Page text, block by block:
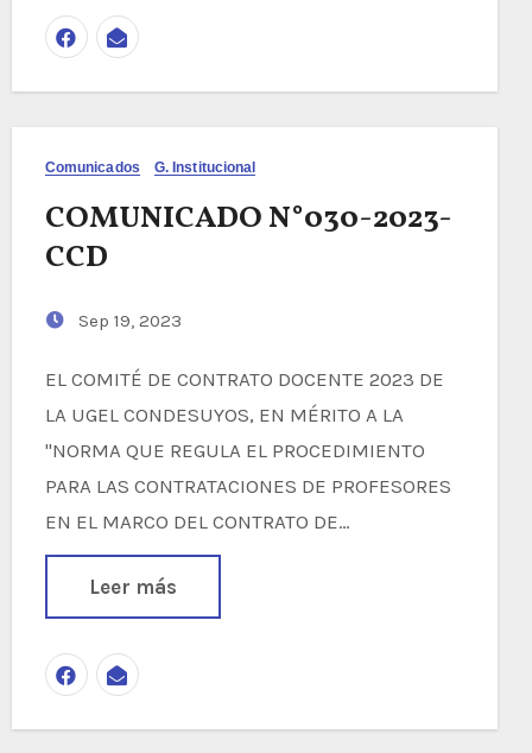
Comunicados G. Institucional
COMUNICADO N°030-2023-
CCD
Sep 19, 2023
EL COMITÉ DE CONTRATO DOCENTE 2023 DE
LA UGEL CONDESUYOS, EN MÉRITO A LA
"NORMA QUE REGULA EL PROCEDIMIENTO
PARA LAS CONTRATACIONES DE PROFESORES
EN EL MARCO DEL CONTRATO DE…
Leer más